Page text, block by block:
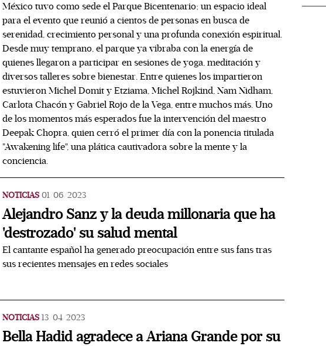
México tuvo como sede el Parque Bicentenario; un espacio ideal
para el evento que reunió a cientos de personas en busca de
serenidad, crecimiento personal y una profunda conexión espiritual.
Desde muy temprano, el parque ya vibraba con la energía de
quienes llegaron a participar en sesiones de yoga, meditación y
diversos talleres sobre bienestar. Entre quienes los impartieron
estuvieron Michel Domit y Etziama, Michel Rojkind, Nam Nidham,
Carlota Chacón y Gabriel Rojo de la Vega, entre muchos más. Uno
de los momentos más esperados fue la intervención del maestro
Deepak Chopra, quien cerró el primer día con la ponencia titulada
"Awakening life", una plática cautivadora sobre la mente y la
conciencia.
NOTICIAS 01/06/2023
Alejandro Sanz y la deuda millonaria que ha
'destrozado' su salud mental
El cantante español ha generado preocupación entre sus fans tras
sus recientes mensajes en redes sociales
NOTICIAS 13/04/2023
Bella Hadid agradece a Ariana Grande por su